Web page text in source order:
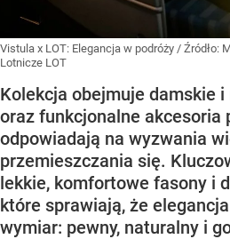
Vistula x LOT: Elegancja w podróży / Źródło:
Lotnicze LOT
Kolekcja obejmuje damskie
oraz funkcjonalne akcesoria
odpowiadają na wyzwania
przemieszczania się.
lekkie, komfortowe fasony i
które sprawiają, że
wymiar: pewny, naturalny i